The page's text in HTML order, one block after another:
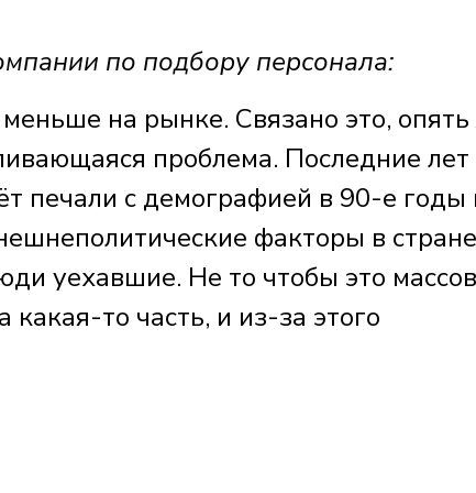
по подбору персонала:
на рынке. Связано это, опять
проблема. Последние
печали с демографией в 90-е годы
факторы в
уехавшие. Не то чтобы это
какая-то часть, и из-за этого